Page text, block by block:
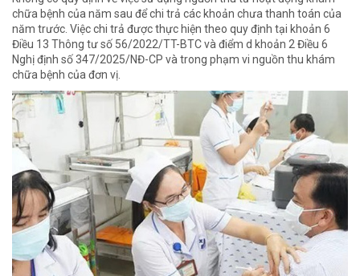
chữa bệnh của năm sau để chi trả các khoản chưa thanh toán của
năm trước. Việc chi trả được thực hiện theo quy định tại khoản 6
Điều 13 Thông tư số 56/2022/TT-BTC và điểm d khoản 2 Điều 6
Nghị định số 347/2025/NĐ-CP và trong phạm vi nguồn thu khám
chữa bệnh của đơn vị.